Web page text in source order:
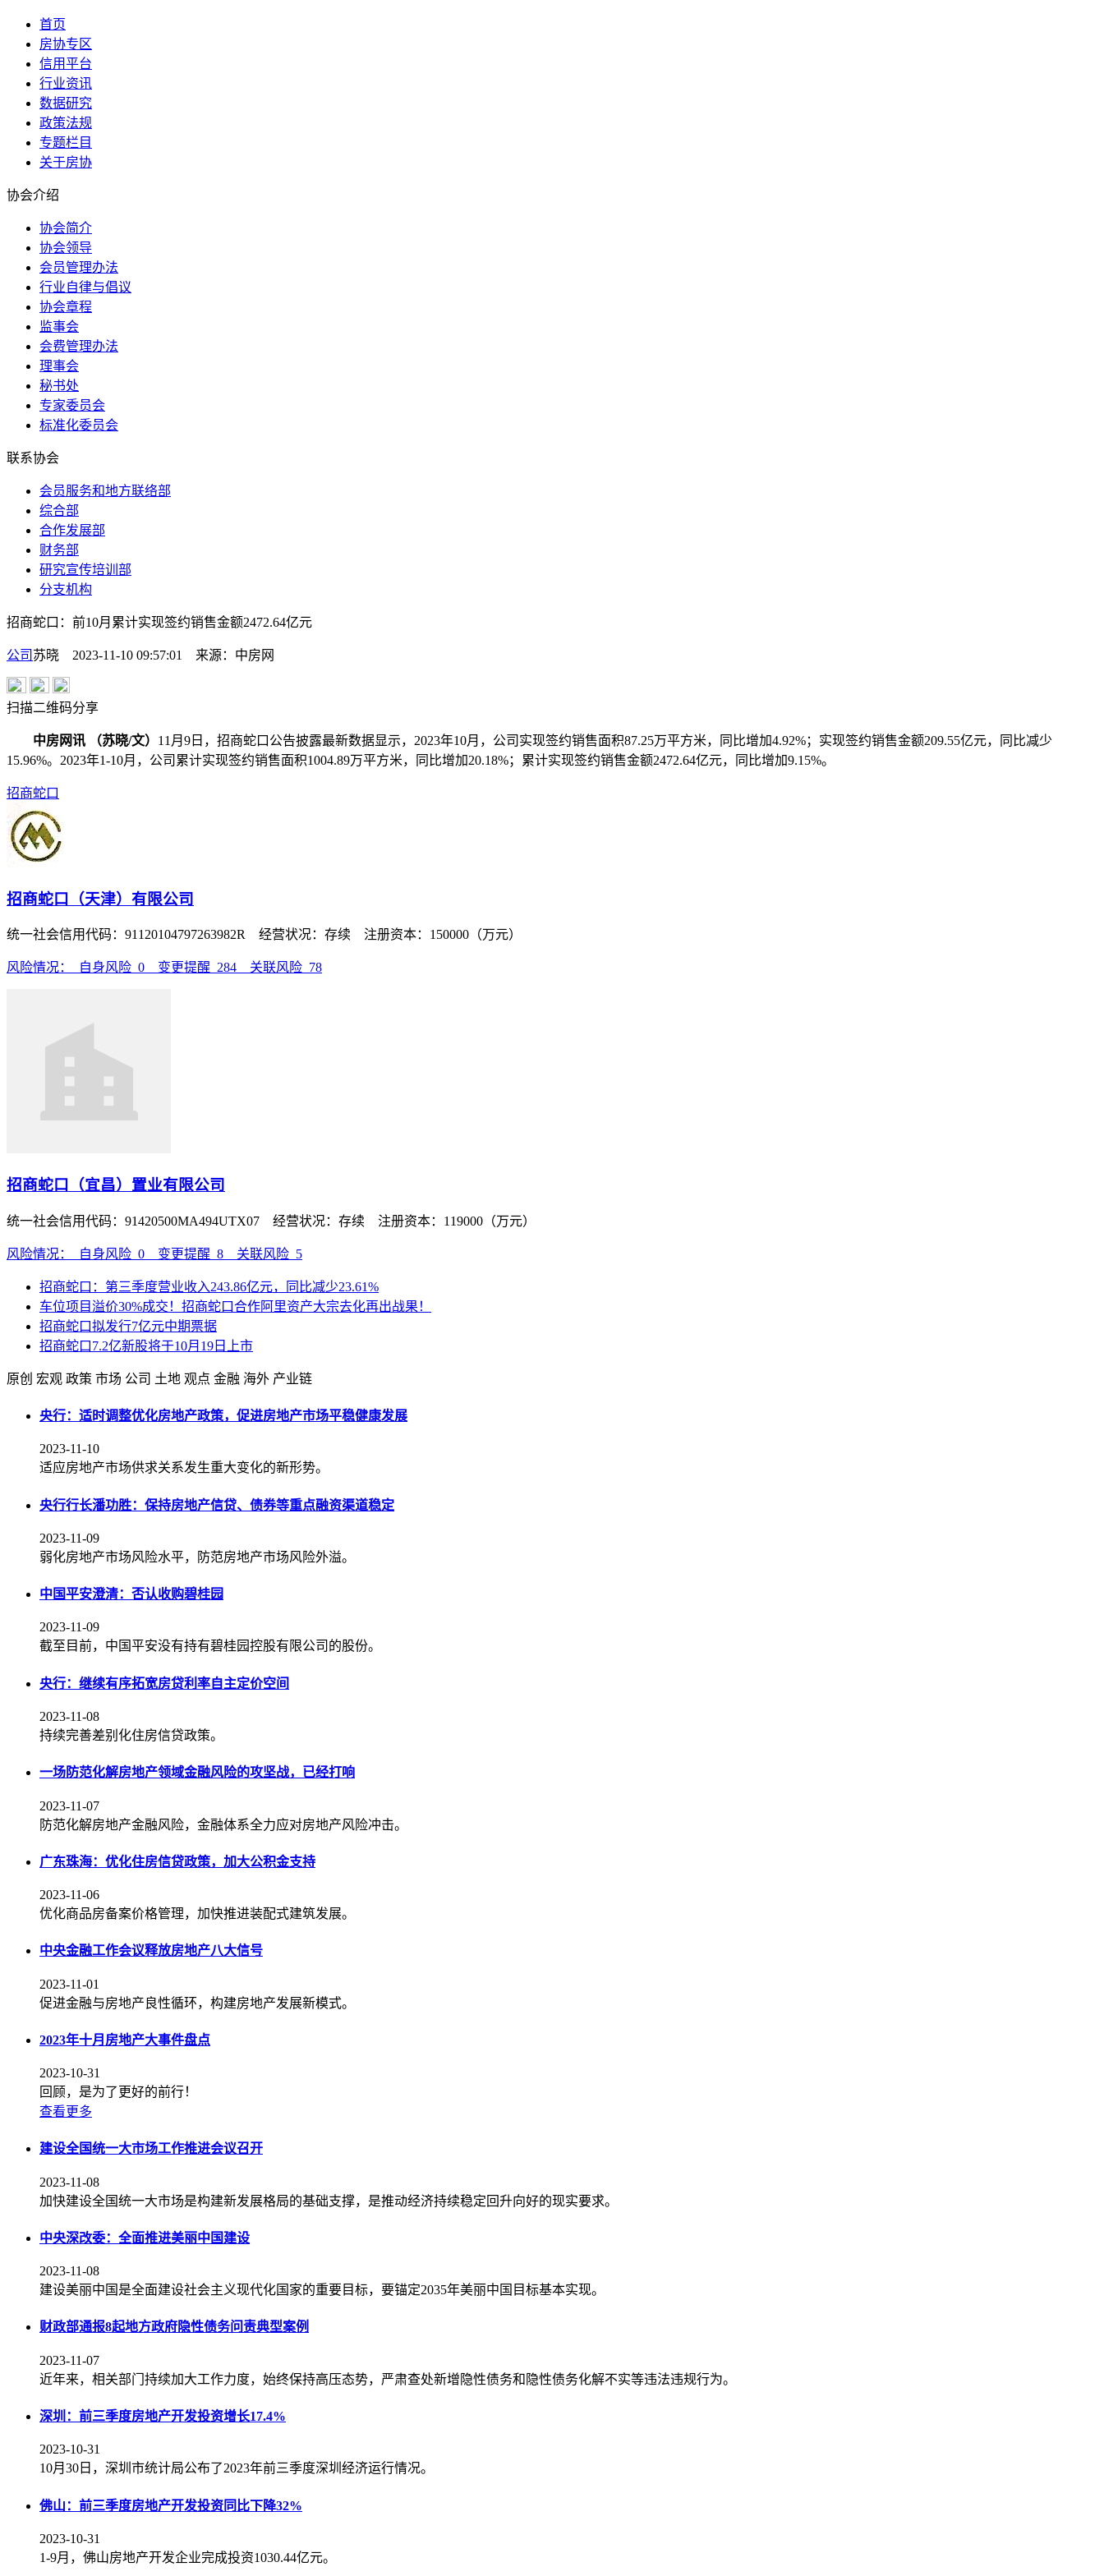
首页
房协专区
信用平台
行业资讯
数据研究
政策法规
专题栏目
关于房协
协会介绍
协会简介
协会领导
会员管理办法
行业自律与倡议
协会章程
监事会
会费管理办法
理事会
秘书处
专家委员会
标准化委员会
联系协会
会员服务和地方联络部
综合部
合作发展部
财务部
研究宣传培训部
分支机构
招商蛇口：前10月累计实现签约销售金额2472.64亿元
公司 苏晓 2023-11-10 09:57:01 来源： 中房网
扫描二维码分享
中房网讯 （苏晓/文） 11月9日，招商蛇口公告披露最新数据显示，2023年10月，公司实现签约销售面积87.25万平方米，同比增加4.92%；实现签约销售金额209.55亿元，同比减少
15.96%。2023年1-10月，公司累计实现签约销售面积1004.89万平方米，同比增加20.18%；累计实现签约销售金额2472.64亿元，同比增加9.15%。
招商蛇口
招商蛇口（天津）有限公司
统一社会信用代码：91120104797263982R 经营状况：存续 注册资本：150000（万元）
风险情况： 自身风险 0 变更提醒 284 关联风险 78
招商蛇口（宜昌）置业有限公司
统一社会信用代码：91420500MA494UTX07 经营状况：存续 注册资本：119000（万元）
风险情况： 自身风险 0 变更提醒 8 关联风险 5
招商蛇口：第三季度营业收入243.86亿元，同比减少23.61%
车位项目溢价30%成交！招商蛇口合作阿里资产大宗去化再出战果！
招商蛇口拟发行7亿元中期票据
招商蛇口7.2亿新股将于10月19日上市
原创 宏观 政策 市场 公司 土地 观点 金融 海外 产业链
央行：适时调整优化房地产政策，促进房地产市场平稳健康发展
2023-11-10
适应房地产市场供求关系发生重大变化的新形势。
央行行长潘功胜：保持房地产信贷、债券等重点融资渠道稳定
2023-11-09
弱化房地产市场风险水平，防范房地产市场风险外溢。
中国平安澄清：否认收购碧桂园
2023-11-09
截至目前，中国平安没有持有碧桂园控股有限公司的股份。
央行：继续有序拓宽房贷利率自主定价空间
2023-11-08
持续完善差别化住房信贷政策。
一场防范化解房地产领域金融风险的攻坚战，已经打响
2023-11-07
防范化解房地产金融风险，金融体系全力应对房地产风险冲击。
广东珠海：优化住房信贷政策，加大公积金支持
2023-11-06
优化商品房备案价格管理，加快推进装配式建筑发展。
中央金融工作会议释放房地产八大信号
2023-11-01
促进金融与房地产良性循环，构建房地产发展新模式。
2023年十月房地产大事件盘点
2023-10-31
回顾，是为了更好的前行！
查看更多
建设全国统一大市场工作推进会议召开
2023-11-08
加快建设全国统一大市场是构建新发展格局的基础支撑，是推动经济持续稳定回升向好的现实要求。
中央深改委：全面推进美丽中国建设
2023-11-08
建设美丽中国是全面建设社会主义现代化国家的重要目标，要锚定2035年美丽中国目标基本实现。
财政部通报8起地方政府隐性债务问责典型案例
2023-11-07
近年来，相关部门持续加大工作力度，始终保持高压态势，严肃查处新增隐性债务和隐性债务化解不实等违法违规行为。
深圳：前三季度房地产开发投资增长17.4%
2023-10-31
10月30日，深圳市统计局公布了2023年前三季度深圳经济运行情况。
佛山：前三季度房地产开发投资同比下降32%
2023-10-31
1-9月，佛山房地产开发企业完成投资1030.44亿元。